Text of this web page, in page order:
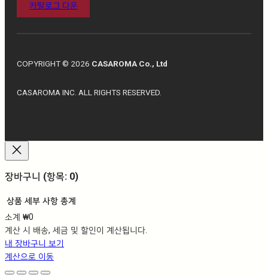
카탈로그 다운
COPYRIGHT © 2026 CASAROMA Co., Ltd
CASAROMA INC. ALL RIGHTS RESERVED.
장바구니 (항목: 0)
장
바
구
니
상품 세부 사항 총계
소계 ₩0
계산 시 배송, 세금 및 할인이 계산됩니다.
내 장바구니 보기
계산으로 이동